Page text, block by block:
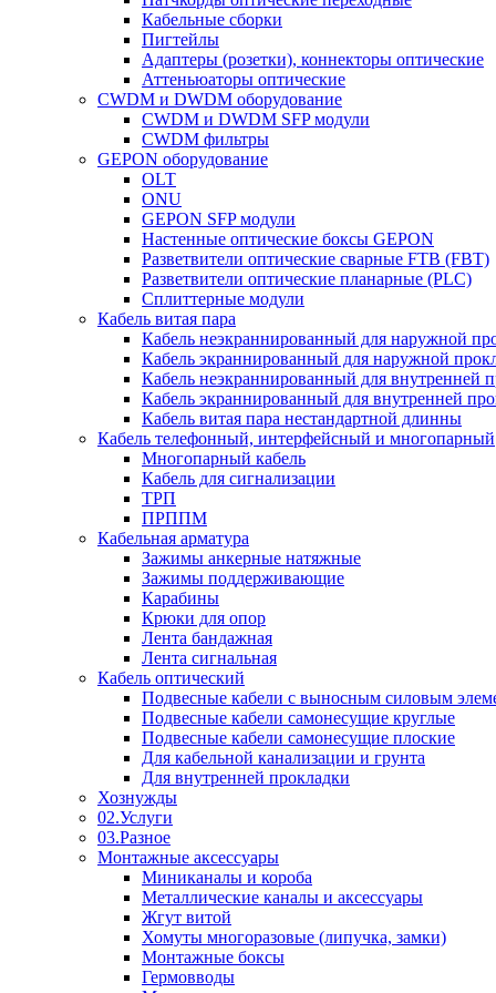
Кабельные сборки
Пигтейлы
Адаптеры (розетки), коннекторы оптические
Аттеньюаторы оптические
CWDM и DWDM оборудование
CWDM и DWDM SFP модули
CWDM фильтры
GEPON оборудование
OLT
ONU
GEPON SFP модули
Настенные оптические боксы GEPON
Разветвители оптические сварные FTB (FBT)
Разветвители оптические планарные (PLC)
Сплиттерные модули
Кабель витая пара
Кабель неэкраннированный для наружной
Кабель экраннированный для наружной
Кабель неэкраннированный для внутренней
Кабель экраннированный для внутренней
Кабель витая пара нестандартной длинны
Кабель телефонный, интерфейсный и многопарный
Многопарный кабель
Кабель для сигнализации
ТРП
ПРППМ
Кабельная арматура
Зажимы анкерные натяжные
Зажимы поддерживающие
Карабины
Крюки для опор
Лента бандажная
Лента сигнальная
Кабель оптический
Подвесные кабели с выносным силовым
Подвесные кабели самонесущие круглые
Подвесные кабели самонесущие плоские
Для кабельной канализации и грунта
Для внутренней прокладки
Хознужды
02.Услуги
03.Разное
Монтажные аксессуары
Миниканалы и короба
Металлические каналы и аксессуары
Жгут витой
Хомуты многоразовые (липучка, замки)
Монтажные боксы
Гермовводы